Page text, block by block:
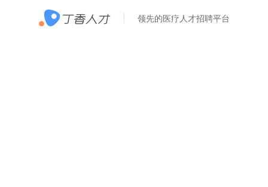
领先的医疗人才招聘平台